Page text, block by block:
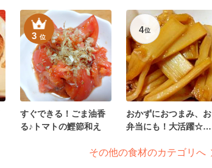
3位
すぐできる！ごま油香
る♪トマトの鰹節和え
4位
おかずにおつまみ、お
弁当にも！大活躍☆味
その他の食材のカテゴリへ